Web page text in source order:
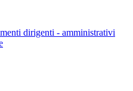
dirigenti - amministrativi